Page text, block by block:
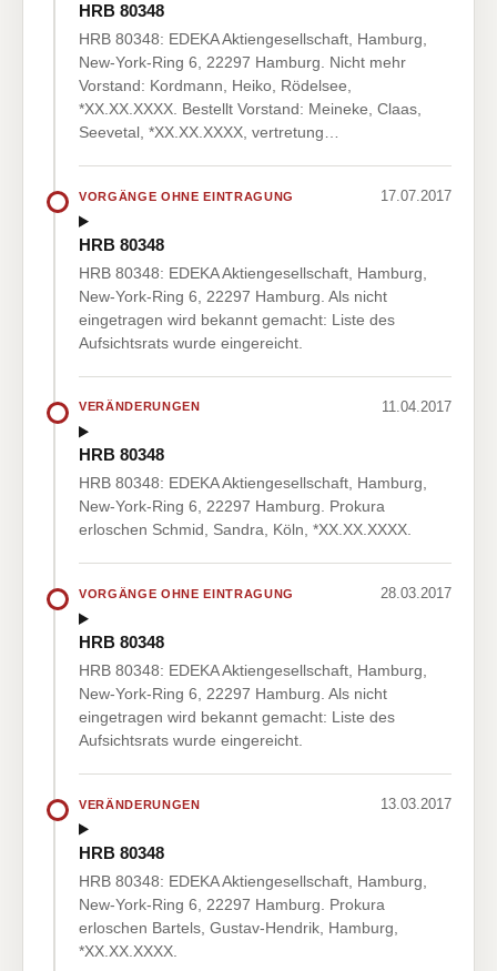
HRB 80348
HRB 80348: EDEKA Aktiengesellschaft, Hamburg,
New-York-Ring 6, 22297 Hamburg. Nicht mehr
Vorstand: Kordmann, Heiko, Rödelsee,
*XX.XX.XXXX. Bestellt Vorstand: Meineke, Claas,
Seevetal, *XX.XX.XXXX, vertretung…
VORGÄNGE OHNE EINTRAGUNG 17.07.2017
HRB 80348
HRB 80348: EDEKA Aktiengesellschaft, Hamburg,
New-York-Ring 6, 22297 Hamburg. Als nicht
eingetragen wird bekannt gemacht: Liste des
Aufsichtsrats wurde eingereicht.
VERÄNDERUNGEN 11.04.2017
HRB 80348
HRB 80348: EDEKA Aktiengesellschaft, Hamburg,
New-York-Ring 6, 22297 Hamburg. Prokura
erloschen Schmid, Sandra, Köln, *XX.XX.XXXX.
VORGÄNGE OHNE EINTRAGUNG 28.03.2017
HRB 80348
HRB 80348: EDEKA Aktiengesellschaft, Hamburg,
New-York-Ring 6, 22297 Hamburg. Als nicht
eingetragen wird bekannt gemacht: Liste des
Aufsichtsrats wurde eingereicht.
VERÄNDERUNGEN 13.03.2017
HRB 80348
HRB 80348: EDEKA Aktiengesellschaft, Hamburg,
New-York-Ring 6, 22297 Hamburg. Prokura
erloschen Bartels, Gustav-Hendrik, Hamburg,
*XX.XX.XXXX.